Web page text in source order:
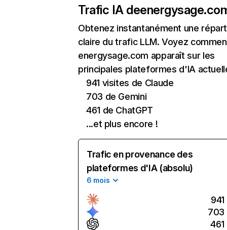
Trafic IA de
Obtenez instantanément une
claire du trafic LLM. Voyez
energysage.com apparaît sur les
principales plateformes d'IA
941 visites de Claude
703 de Gemini
461 de ChatGPT
...et plus encore !
Trafic en provenance des
plateformes d'IA (absolu)
6 mois
941
703
461